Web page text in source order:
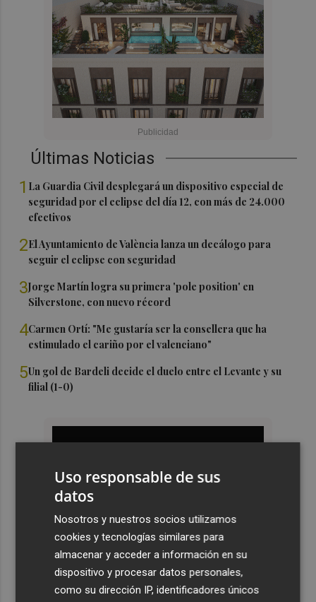
Últimas Noticias
1 La Guardia Civil desplegará un dispositivo especial de
seguridad por el eclipse del día 12, con más de 24.000
efectivos
2El Ayuntamiento de València lanza un decálogo para
seguir el eclipse con seguridad
3Jorge Martín logra su primera 'pole position' en
Silverstone, con nuevo récord
4Carmen Ortí: "Me gustaría ser la consellera que ha
estimulado el cariño por el valenciano"
5Un gol de Bardeli decide el duelo entre el Levante y su
filial (1-0)
Uso responsable de sus
datos
Nosotros y nuestros socios utilizamos
cookies y tecnologías similares para
almacenar y acceder a información en su
dispositivo y procesar datos personales,
como su dirección IP, identificadores únicos